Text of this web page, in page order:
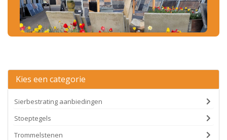
Kies een categorie
Sierbestrating aanbiedingen
Stoeptegels
Trommelstenen